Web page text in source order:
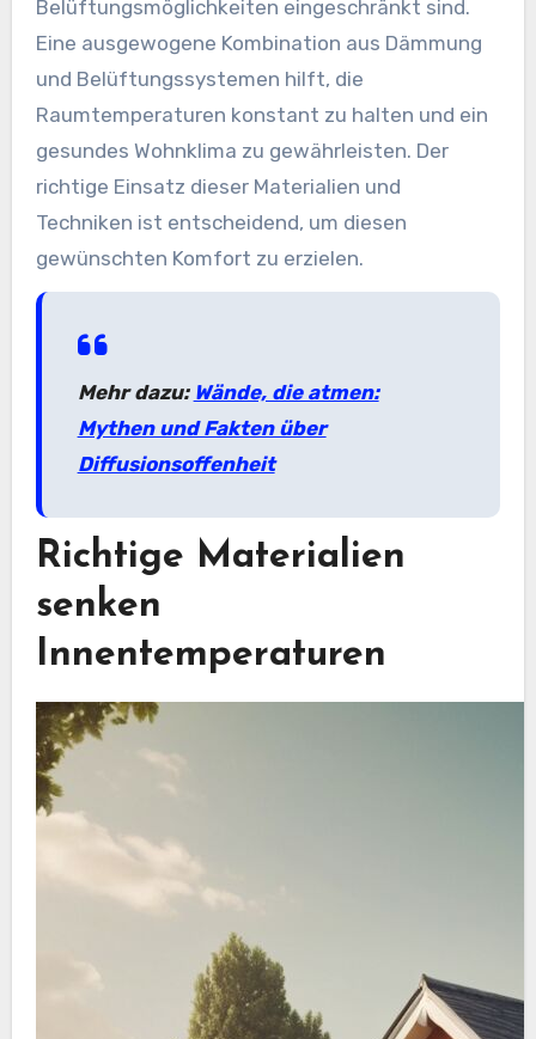
Belüftungsmöglichkeiten eingeschränkt sind.
Eine ausgewogene Kombination aus Dämmung
und Belüftungssystemen hilft, die
Raumtemperaturen konstant zu halten und ein
gesundes Wohnklima zu gewährleisten. Der
richtige Einsatz dieser Materialien und
Techniken ist entscheidend, um diesen
gewünschten Komfort zu erzielen.
Mehr dazu: Wände, die atmen:
Mythen und Fakten über
Diffusionsoffenheit
Richtige Materialien
senken
Innentemperaturen